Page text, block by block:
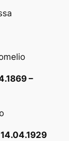
–
14.04.1929